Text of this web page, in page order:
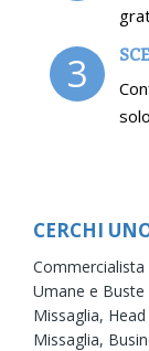
3
CERCHI
Commercialista
Umane e Buste
Missaglia,
Missaglia,